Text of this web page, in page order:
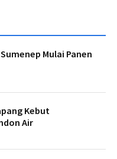
Mulai Panen
Kebut
Air